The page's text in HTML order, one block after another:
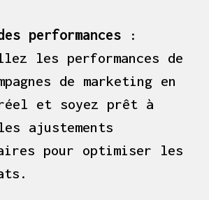
performances:
les performances de
de marketing en
et soyez prêt à
ajustements
pour optimiser les